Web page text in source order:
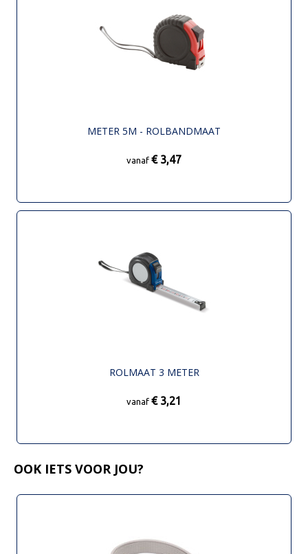
METER 5M - ROLBANDMAAT
vanaf € 3,47
ROLMAAT 3 METER
vanaf € 3,21
OOK IETS VOOR JOU?